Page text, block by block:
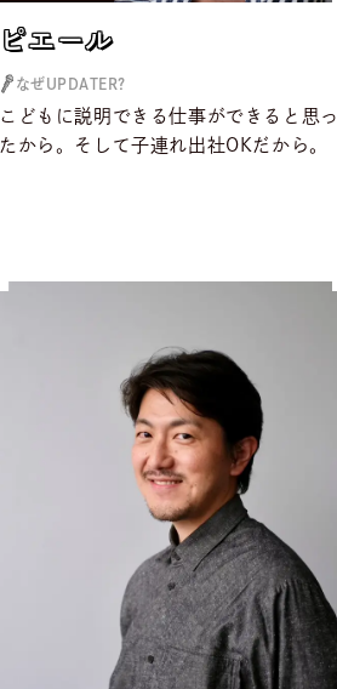
ピエール
ピエール
なぜUPDATER?
こどもに説明できる仕事ができると思っ
たから。そして子連れ出社OKだから。